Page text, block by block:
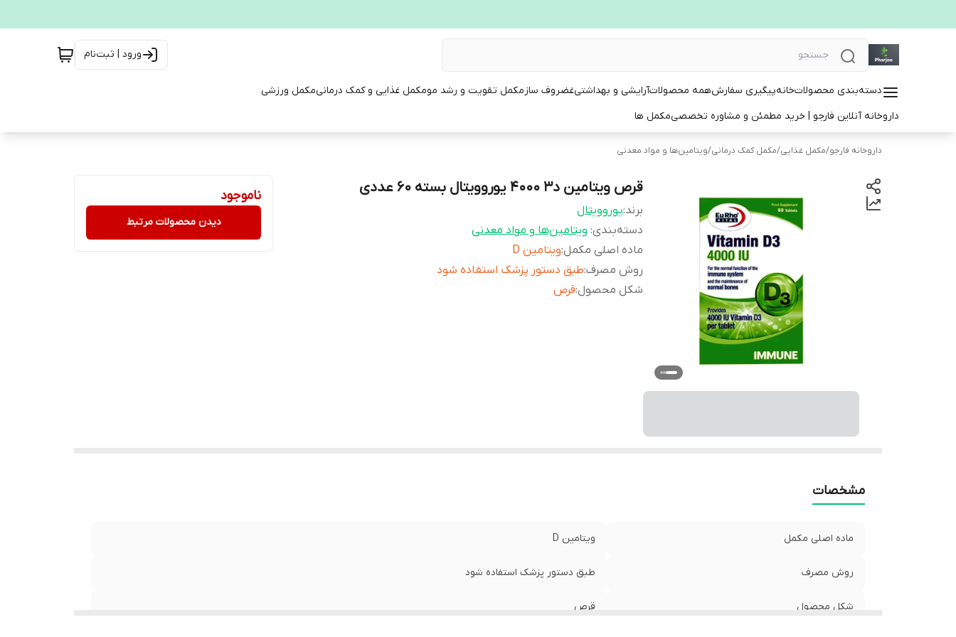
ورود | ثبت‌نام
دسته‌بندی محصولاتخانهپیگیری سفارشهمه محصولاتآرایشی و بهداشتیغضروف سازمکمل تقویت و رشد مومکمل غذایی و کمک درمانیمکمل ورزشی
داروخانه آنلاین فارجو | خرید مطمئن و مشاوره تخصصیمکمل ها
داروخانه فارجو/مکمل غذایی/مکمل کمک درمانی/ویتامین‌ها و مواد معدنی
قرص ویتامین د3 4000 یوروویتال بسته 60 عددی
برند:یوروویتال
دسته‌بندی: ویتامین‌ها و مواد معدنی
ماده اصلی مکمل:ویتامین D
روش مصرف:طبق دستور پزشک استفاده شود
شکل محصول:قرص
ناموجود
دیدن محصولات مرتبط
مشخصات
ماده اصلی مکمل ویتامین D
روش مصرف طبق دستور پزشک استفاده شود
شکل محصول قرص